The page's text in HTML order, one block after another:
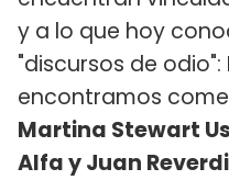
y a lo que hoy
"discursos de odio":
encontramos
Martina Stewart
Alfa y Juan